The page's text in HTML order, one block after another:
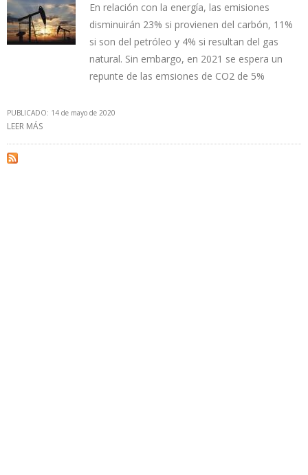
En relación con la energía, las emisiones
disminuirán 23% si provienen del carbón, 11%
si son del petróleo y 4% si resultan del gas
natural. Sin embargo, en 2021 se espera un
repunte de las emsiones de CO2 de 5%
PUBLICADO: 14 de mayo de 2020
LEER MÁS